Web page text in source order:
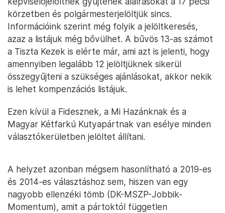
körzetben és polgármesterjelöltjük sincs.
Információink szerint még folyik a jelöltkeresés,
azaz a listájuk még bővülhet. A bűvös 13-as számot
a Tiszta Kezek is elérte már, ami azt is jelenti, hogy
amennyiben legalább 12 jelöltjüknek sikerül
összegyűjteni a szükséges ajánlásokat, akkor nekik
is lehet kompenzációs listájuk.
Ezen kívül a Fidesznek, a Mi Hazánknak és a
Magyar Kétfarkú Kutyapártnak van esélye minden
választókerületben jelöltet állítani.
A helyzet azonban mégsem hasonlítható a 2019-es
és 2014-es választáshoz sem, hiszen van egy
nagyobb ellenzéki tömb (DK-MSZP-Jobbik-
Momentum), amit a pártoktól független